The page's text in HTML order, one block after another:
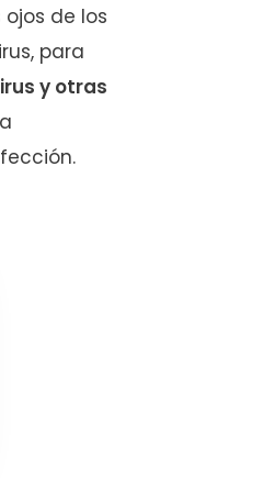
de los
para
y otras